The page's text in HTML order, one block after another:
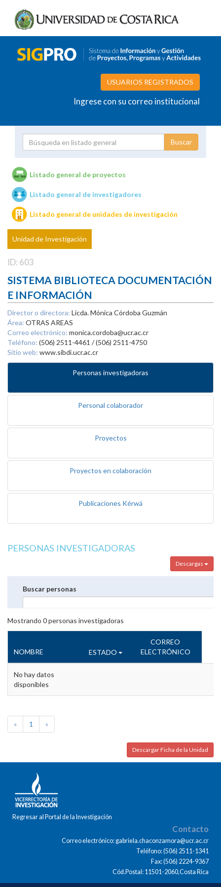
USUARIOS REGISTRADOS
Ingrese con su correo institucional
Unidades de investigación
Listado general de proyectos
Listado general de investigadores
Listado general de unidades de investigación
Unidad de Investigación
ID: 603
SISTEMA BIBLIOTECA DOCUMENTACIÓN
E INFORMACIÓN
Director o directora: Licda. Mónica Córdoba Guzmán
Área: OTRAS AREAS
Correo electrónico: monica.cordoba@ucr.ac.cr
Teléfono: (506) 2511-4461 / (506) 2511-4750
Sitio web: www.sibdi.ucr.ac.cr
Personas investigadoras
Personal colaborador
Proyectos
Proyectos en colaboración
Publicaciones Kérwá
PERSONAS INVESTIGADORAS
Descargas
Buscar personas
Mostrando 0personas investigadoras
NOMBRE ESTADO
CORREO
ELECTRÓNICO
No hay datos
disponibles
« 1 »
Descargar Ficha de la Unidad
Regresar al Portal de la Investigación
Contacto
Correo electrónico: gabriela.chaconzamora@ucr.ac.cr
Teléfono: (506) 2511-1341
Fax: (506) 2224-9367
Cód.Postal: 11501-2060,Costa Rica